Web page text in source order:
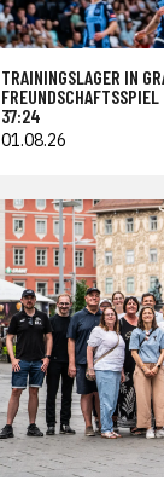
TRAININGSLAGER IN
37:24
01.08.26